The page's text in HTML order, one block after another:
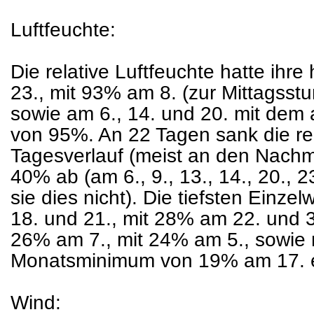
Luftfeuchte:
Die relative Luftfeuchte hatte ihre
23., mit 93% am 8. (zur
sowie am 6., 14. und 20. mit dem
von 95%. An 22 Tagen sank die
Tagesverlauf (meist an den
40% ab (am 6., 9., 13., 14., 20.,
sie dies nicht). Die tiefsten
18. und 21., mit 28% am 22. und
26% am 7., mit 24% am 5., sowie
Monatsminimum von 19% am 17.
Wind: